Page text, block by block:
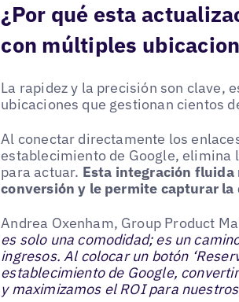
¿Por qué esta
con múltiples
La rapidez y la precisión son clave,
ubicaciones que gestionan cientos
Al conectar directamente los
establecimiento de Google,
para actuar. Esta integración fluida
conversión y le permite capturar
Andrea Oxenham, Group Product
es solo una comodidad; es un
ingresos. Al colocar un botón
establecimiento de Google,
y maximizamos el ROI para